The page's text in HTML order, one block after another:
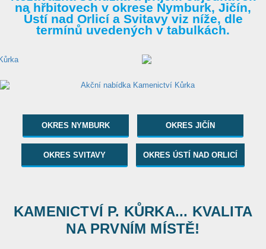
na hřbitovech v okrese Nymburk, Jičín,
Ústí nad Orlicí a Svitavy viz níže, dle
termínů uvedených v tabulkách.
OKRES NYMBURK OKRES JIČÍN
OKRES SVITAVY OKRES ÚSTÍ NAD ORLICÍ
KAMENICTVÍ P. KŮRKA... KVALITA
NA PRVNÍM MÍSTĚ!